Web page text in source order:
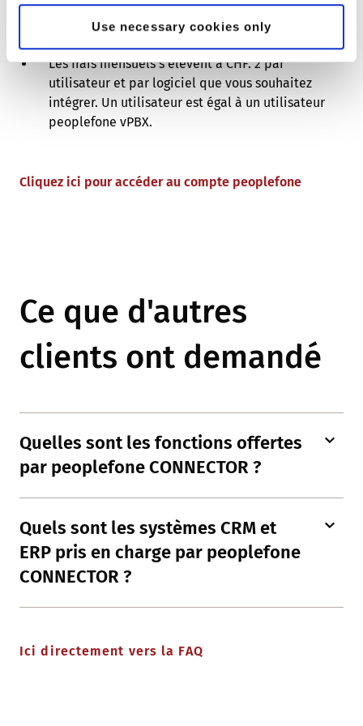
Use necessary cookies only
peoplefone. Allez sur "Services" et
"Acheter/Commander" sous peoplefone vPBX sur
peoplefone CONNECTOR.
Les frais mensuels s'élèvent à CHF. 2 par
utilisateur et par logiciel que vous souhaitez
intégrer. Un utilisateur est égal à un utilisateur
peoplefone vPBX.
Cliquez ici pour accéder au compte peoplefone
Ce que d'autres
clients ont demandé
Quelles sont les fonctions offertes
par peoplefone CONNECTOR ?
Quels sont les systèmes CRM et
ERP pris en charge par peoplefone
CONNECTOR ?
Ici directement vers la FAQ